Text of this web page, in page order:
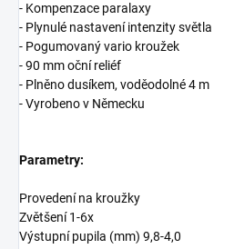
- Kompenzace paralaxy
- Plynulé nastavení intenzity světla
- Pogumovaný vario kroužek
- 90 mm oční reliéf
- Plněno dusíkem, voděodolné 4 m
- Vyrobeno v Německu
Parametry:
Provedení na kroužky
Zvětšení 1-6x
Výstupní pupila (mm) 9,8-4,0